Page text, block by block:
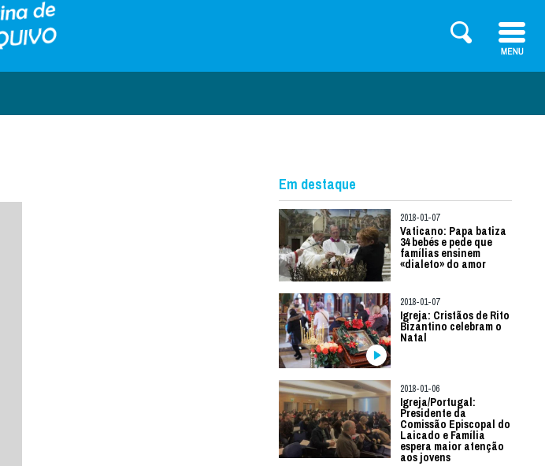
Em destaque
2018-01-07
Vaticano: Papa batiza
34 bebés e pede que
famílias ensinem
«dialeto» do amor
2018-01-07
Igreja: Cristãos de Rito
Bizantino celebram o
Natal
2018-01-06
Igreja/Portugal:
Presidente da
Comissão Episcopal do
Laicado e Família
espera maior atenção
aos jovens